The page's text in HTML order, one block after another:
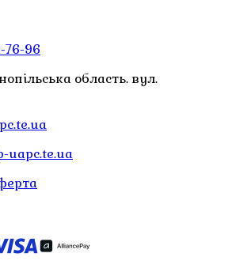
76-96
область. вул.
uapc.te.ua